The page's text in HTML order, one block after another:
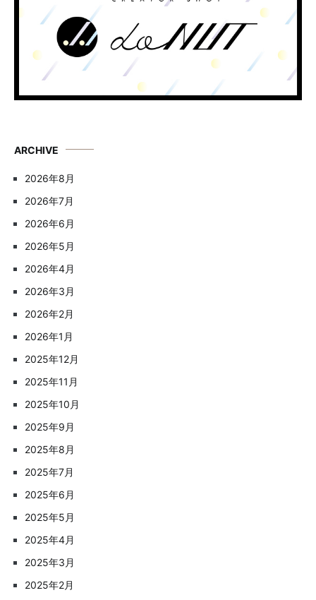
ARCHIVE
2026年8月
2026年7月
2026年6月
2026年5月
2026年4月
2026年3月
2026年2月
2026年1月
2025年12月
2025年11月
2025年10月
2025年9月
2025年8月
2025年7月
2025年6月
2025年5月
2025年4月
2025年3月
2025年2月